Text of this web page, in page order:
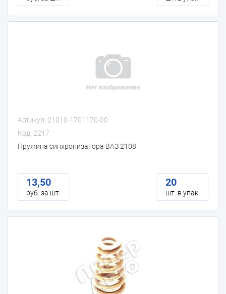
Артикул: 21010-1701170-00
Код: 2217
Пружина синхронизатора ВАЗ 2108
13,50
руб. за шт.
20
шт. в упак.